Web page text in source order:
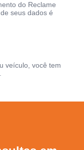
do Reclame
seus dados é
veículo, você tem